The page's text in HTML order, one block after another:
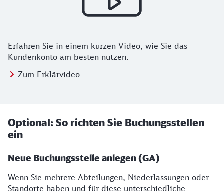
Erfahren Sie in einem kurzen Video, wie Sie das
Kundenkonto am besten nutzen.
Zum Erklärvideo
Optional: So richten Sie Buchungsstellen
ein
Neue Buchungsstelle anlegen (GA)
Wenn Sie mehrere Abteilungen, Niederlassungen oder
Standorte haben und für diese unterschiedliche